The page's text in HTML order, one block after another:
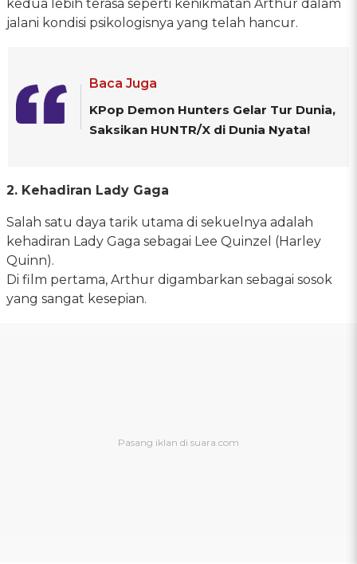
kedua lebih terasa seperti kenikmatan Arthur dalam
jalani kondisi psikologisnya yang telah hancur.
Baca Juga
KPop Demon Hunters Gelar Tur Dunia,
Saksikan HUNTR/X di Dunia Nyata!
2. Kehadiran Lady Gaga
Salah satu daya tarik utama di sekuelnya adalah
kehadiran Lady Gaga sebagai Lee Quinzel (Harley
Quinn).
Di film pertama, Arthur digambarkan sebagai sosok
yang sangat kesepian.